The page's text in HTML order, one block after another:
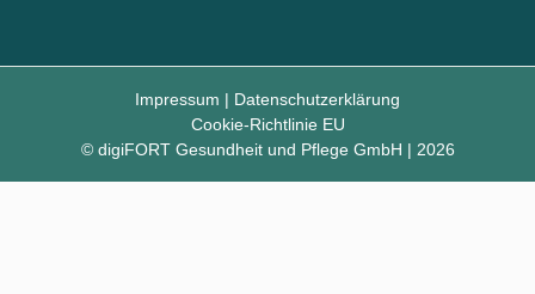
Impressum | Datenschutzerklärung
Cookie-Richtlinie EU
© digiFORT Gesundheit und Pflege GmbH | 2026